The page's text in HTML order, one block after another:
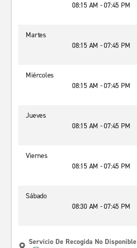
08:15 AM - 07:45 PM
Martes
08:15 AM - 07:45 PM
Miércoles
08:15 AM - 07:45 PM
Jueves
08:15 AM - 07:45 PM
Viernes
08:15 AM - 07:45 PM
Sábado
08:30 AM - 07:45 PM
Servicio De Recogida No Disponible